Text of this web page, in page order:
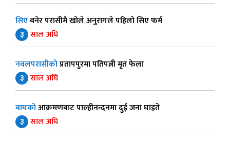
सिएबनेर परासीमै खोले अनुरागले पहिलो सिए फर्म
३ साल अघि
नवलपरासीकोप्रतापपुरमा पतिपत्नी मृत फेला
३ साल अघि
बाघकोआक्रमणबाट पाल्हीनन्दनमा दुई जना घाइते
३ साल अघि